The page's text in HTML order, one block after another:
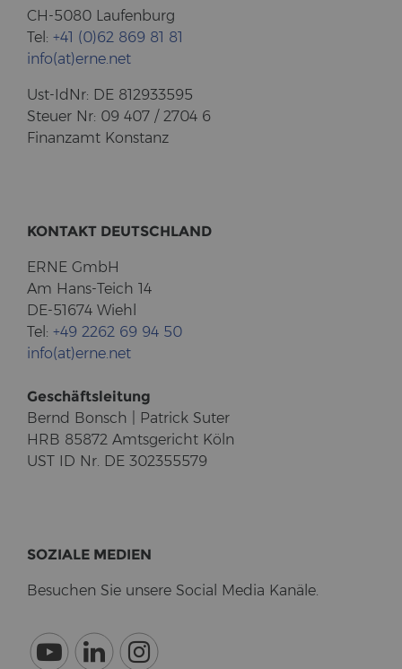
CH-5080 Lau­fen­burg
Tel: +41 (0)62 869 81 81
info(at)erne.net
Ust-​IdNr: DE 812933595
Steu­er Nr: 09 407 / 2704 6
Fi­nanz­amt Kon­stanz
KON­TAKT DEUTSCH­LAND
ERNE GmbH
Am Hans-​Teich 14
DE-51674 Wiehl
Tel: +49 2262 69 94 50
info(at)erne.net
Ge­schäfts­lei­tung
Bernd Bonsch | Pa­trick Suter
HRB 85872 Amts­ge­richt Köln
UST ID Nr. DE 302355579
SO­ZIA­LE ME­DI­EN
Be­su­chen Sie un­se­re So­cial Media Ka­nä­le.